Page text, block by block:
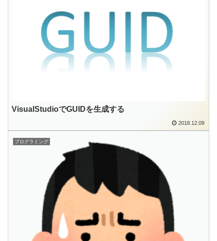
VisualStudioでGUIDを生成する
2018.12.09
プログラミング